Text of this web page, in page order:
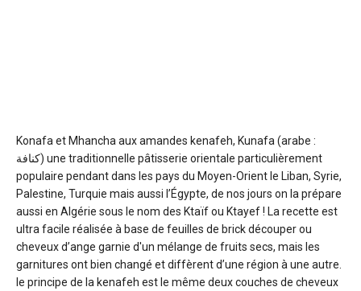
Konafa et Mhancha aux amandes kenafeh, Kunafa (arabe :
كنافة) une traditionnelle pâtisserie orientale particulièrement
populaire pendant dans les pays du Moyen-Orient le Liban, Syrie,
Palestine, Turquie mais aussi l’Égypte, de nos jours on la prépare
aussi en Algérie sous le nom des Ktaïf ou Ktayef ! La recette est
ultra facile réalisée à base de feuilles de brick découper ou
cheveux d’ange garnie d'un mélange de fruits secs, mais les
garnitures ont bien changé et diffèrent d’une région à une autre.
le principe de la kenafeh est le même deux couches de cheveux